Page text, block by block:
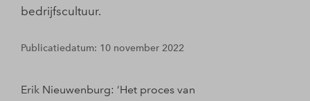
bedrijfscultuur.
Publicatiedatum: 10 november 2022
Erik Nieuwenburg: ‘Het proces van